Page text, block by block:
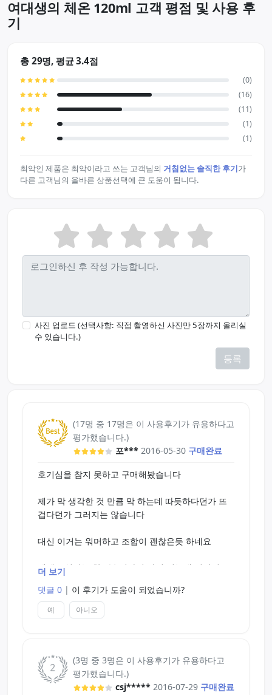
여대생의 체온 120ml 고객 평점 및 사용 후
기
총 29명, 평균 3.4점
(0)
(16)
(11)
(1)
(1)
최악인 제품은 최악이라고 쓰는 고객님의 거침없는 솔직한 후기가
다른 고객님의 올바른 상품선택에 큰 도움이 됩니다.
사진 업로드 (선택사항: 직접 촬영하신 사진만 5장까지 올리실
수 있습니다.)
등록
(17명 중 17명은 이 사용후기가 유용하다고
평가했습니다.)
포*** 2016-05-30 구매완료
호기심을 참지 못하고 구매해봤습니다
제가 막 생각한 것 만큼 막 하는데 따듯하다던가 뜨
겁다던가 그러지는 않습니다
대신 이거는 워머하고 조합이 괜찮은듯 하네요
페페 + 워머는 한 5분 지나면 다시 식는데 이녀석 +
제가 하는 시간이 짧아서 그럴수도 있다고 하실수도
있는데 슬로우의 상징 서큐 화이트로 20분 이상을 해
따듯한거 까지는 아니고 어느정도 온기가 남아있다
정도로 느껴집니다. 그래도 페페 써서 차가운거 보단
나은거 같네요
더 보기
댓글 0 | 이 후기가 도움이 되었습니까?
예 아니오
(3명 중 3명은 이 사용후기가 유용하다고
평가했습니다.)
csj***** 2016-07-29 구매완료